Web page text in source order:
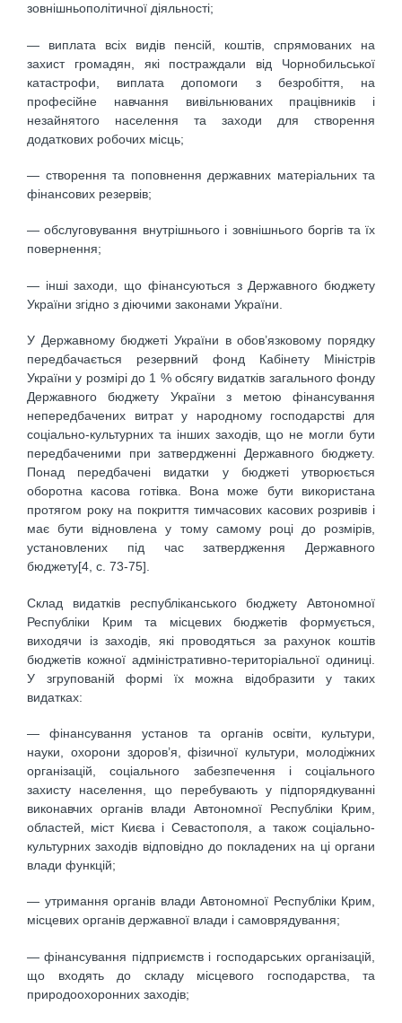
зовнішньополітичної діяльності;
— виплата всіх видів пенсій, коштів, спрямованих на
захист громадян, які постраждали від Чорнобильської
катастрофи, виплата допомоги з безробіття, на
професійне навчання вивільнюваних працівників і
незайнятого населення та заходи для створення
додаткових робочих місць;
— створення та поповнення державних матеріальних та
фінансових резервів;
— обслуговування внутрішнього і зовнішнього боргів та їх
повернення;
— інші заходи, що фінансуються з Державного бюджету
України згідно з діючими законами України.
У Державному бюджеті України в обов’язковому порядку
передбачається резервний фонд Кабінету Міністрів
України у розмірі до 1 % обсягу видатків загального фонду
Державного бюджету України з метою фінансування
непередбачених витрат у народному господарстві для
соціально-культурних та інших заходів, що не могли бути
передбаченими при затвердженні Державного бюджету.
Понад передбачені видатки у бюджеті утворюється
оборотна касова готівка. Вона може бути використана
протягом року на покриття тимчасових касових розривів і
має бути відновлена у тому самому році до розмірів,
установлених під час затвердження Державного
бюджету[4, c. 73-75].
Склад видатків республіканського бюджету Автономної
Республіки Крим та місцевих бюджетів формується,
виходячи із заходів, які проводяться за рахунок коштів
бюджетів кожної адміністративно-територіальної одиниці.
У згрупованій формі їх можна відобразити у таких
видатках:
— фінансування установ та органів освіти, культури,
науки, охорони здоров’я, фізичної культури, молодіжних
організацій, соціального забезпечення і соціального
захисту населення, що перебувають у підпорядкуванні
виконавчих органів влади Автономної Республіки Крим,
областей, міст Києва і Севастополя, а також соціально-
культурних заходів відповідно до покладених на ці органи
влади функцій;
— утримання органів влади Автономної Республіки Крим,
місцевих органів державної влади і самоврядування;
— фінансування підприємств і господарських організацій,
що входять до складу місцевого господарства, та
природоохоронних заходів;